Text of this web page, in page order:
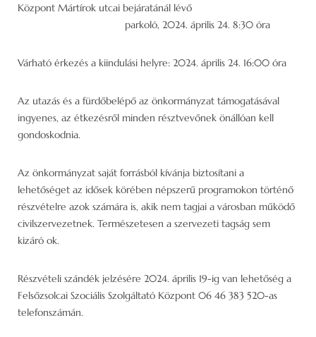
Központ Mártírok utcai bejáratánál lévő
parkoló, 2024. április 24. 8:30 óra
Várható érkezés a kiindulási helyre: 2024. április 24. 16:00 óra
Az utazás és a fürdőbelépő az önkormányzat támogatásával
ingyenes, az étkezésről minden résztvevőnek önállóan kell
gondoskodnia.
Az önkormányzat saját forrásból kívánja biztosítani a
lehetőséget az idősek körében népszerű programokon történő
részvételre azok számára is, akik nem tagjai a városban működő
civilszervezetnek. Természetesen a szervezeti tagság sem
kizáró ok.
Részvételi szándék jelzésére 2024. április 19-ig van lehetőség a
Felsőzsolcai Szociális Szolgáltató Központ 06 46 383 520-as
telefonszámán.